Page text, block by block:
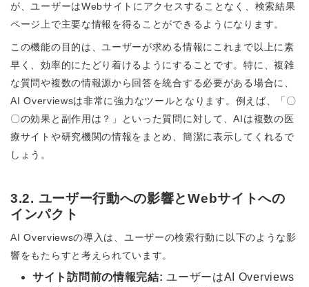
が、ユーザーはWebサイトにアクセスすることなく、検索結果
ページ上で主要な情報を得ることができるようになります。
この機能の目的は、ユーザーが求める情報にこれまで以上に素
早く、効率的にたどり着けるようにすることです。特に、複雑
な質問や複数の情報源から回答を統合する必要がある場合に、
AI Overviewsは非常に強力なツールとなります。例えば、「〇
〇の効果と副作用は？」といった質問に対して、AIは複数の医
療サイトや研究機関の情報をまとめ、簡潔に表示してくれるで
しょう。
3.2. ユーザー行動への影響とWebサイトへの
インパクト
AI Overviewsの導入は、ユーザーの検索行動に以下のような影
響をもたらすと考えられています。
サイト訪問前の情報完結: ユーザーはAI Overviews